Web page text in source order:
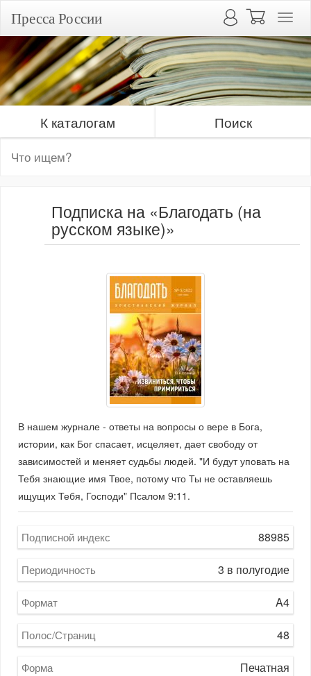
Пресса России
К каталогам Поиск
Подписка на «Благодать (на
русском языке)»
В нашем журнале - ответы на вопросы о вере в Бога,
истории, как Бог спасает, исцеляет, дает свободу от
зависимостей и меняет судьбы людей. "И будут уповать на
Тебя знающие имя Твое, потому что Ты не оставляешь
ищущих Тебя, Господи" Псалом 9:11.
Подписной индекс 88985
Периодичность 3 в полугодие
Формат A4
Полос/Страниц 48
Форма Печатная